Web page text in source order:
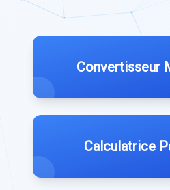
Convertisseur
Calculatrice